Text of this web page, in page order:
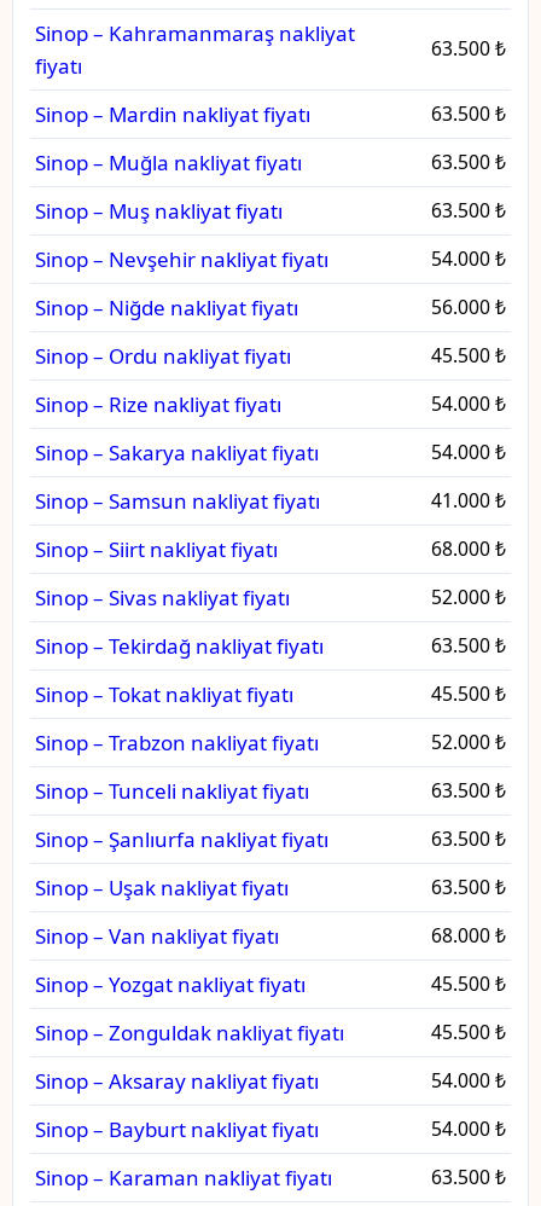
Sinop – Kahramanmaraş nakliyat
fiyatı
63.500 ₺
Sinop – Mardin nakliyat fiyatı 63.500 ₺
Sinop – Muğla nakliyat fiyatı 63.500 ₺
Sinop – Muş nakliyat fiyatı 63.500 ₺
Sinop – Nevşehir nakliyat fiyatı 54.000 ₺
Sinop – Niğde nakliyat fiyatı 56.000 ₺
Sinop – Ordu nakliyat fiyatı 45.500 ₺
Sinop – Rize nakliyat fiyatı 54.000 ₺
Sinop – Sakarya nakliyat fiyatı 54.000 ₺
Sinop – Samsun nakliyat fiyatı 41.000 ₺
Sinop – Siirt nakliyat fiyatı 68.000 ₺
Sinop – Sivas nakliyat fiyatı 52.000 ₺
Sinop – Tekirdağ nakliyat fiyatı 63.500 ₺
Sinop – Tokat nakliyat fiyatı 45.500 ₺
Sinop – Trabzon nakliyat fiyatı 52.000 ₺
Sinop – Tunceli nakliyat fiyatı 63.500 ₺
Sinop – Şanlıurfa nakliyat fiyatı 63.500 ₺
Sinop – Uşak nakliyat fiyatı 63.500 ₺
Sinop – Van nakliyat fiyatı 68.000 ₺
Sinop – Yozgat nakliyat fiyatı 45.500 ₺
Sinop – Zonguldak nakliyat fiyatı 45.500 ₺
Sinop – Aksaray nakliyat fiyatı 54.000 ₺
Sinop – Bayburt nakliyat fiyatı 54.000 ₺
Sinop – Karaman nakliyat fiyatı 63.500 ₺